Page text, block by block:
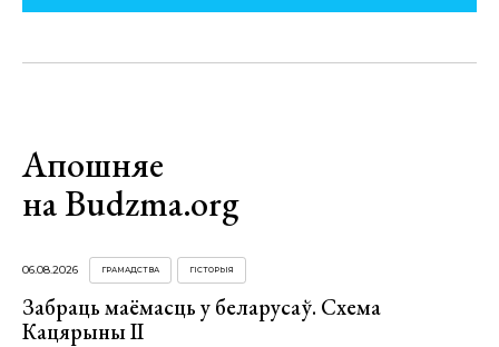
Апошняе
на Budzma.org
06.08.2026 ГРАМАДСТВА ГІСТОРЫЯ
Забраць маёмасць у беларусаў. Схема
Кацярыны ІІ